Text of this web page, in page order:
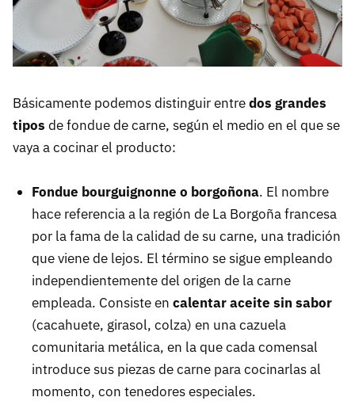
Básicamente podemos distinguir entredos grandes
tipos de fondue de carne, según el medio en el que se
vaya a cocinar el producto:
Fondue bourguignonne o borgoñona. El nombre
hace referencia a la región de La Borgoña francesa
por la fama de la calidad de su carne, una tradición
que viene de lejos. El término se sigue empleando
independientemente del origen de la carne
empleada. Consiste en calentar aceite sin sabor
(cacahuete, girasol, colza) en una cazuela
comunitaria metálica, en la que cada comensal
introduce sus piezas de carne para cocinarlas al
momento, con tenedores especiales.